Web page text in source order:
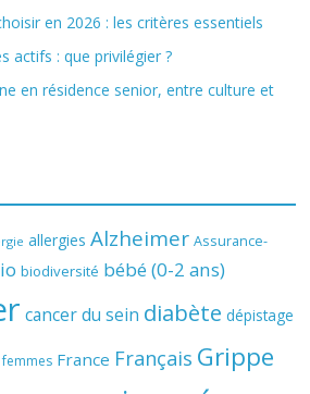
en 2026 : les critères essentiels
actifs : que privilégier ?
en résidence senior, entre culture et
allergies Alzheimer Assurance-
biodiversité bébé (0-2 ans)
cancer du sein diabète dépistage
femmes France Français Grippe